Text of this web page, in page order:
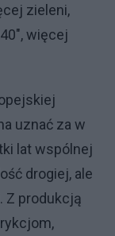
zieleni,
więcej
uznać za w
lat wspólnej
drogiej, ale
Z produkcją